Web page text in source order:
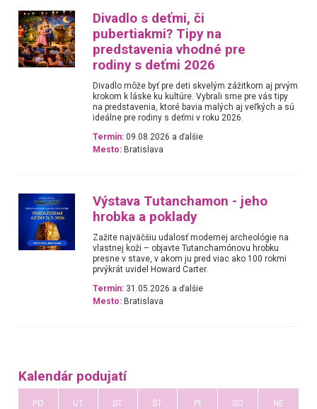
Divadlo s deťmi, či
pubertiakmi? Tipy na
predstavenia vhodné pre
rodiny s deťmi 2026
Divadlo môže byť pre deti skvelým zážitkom aj prvým
krokom k láske ku kultúre. Vybrali sme pre vás tipy
na predstavenia, ktoré bavia malých aj veľkých a sú
ideálne pre rodiny s deťmi v roku 2026.
Termín: 09.08.2026 a ďalšie
Mesto: Bratislava
Výstava Tutanchamon - jeho
hrobka a poklady
Zažite najväčšiu udalosť modernej archeológie na
vlastnej koži – objavte Tutanchamónovu hrobku
presne v stave, v akom ju pred viac ako 100 rokmi
prvýkrát uvidel Howard Carter.
Termín: 31.05.2026 a ďalšie
Mesto: Bratislava
Kalendár podujatí
PO UT ST ŠT PI SO NE